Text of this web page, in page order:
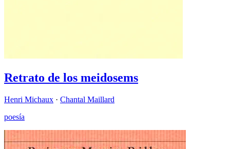
Retrato de los meidosems
Henri Michaux · Chantal Maillard
poesía